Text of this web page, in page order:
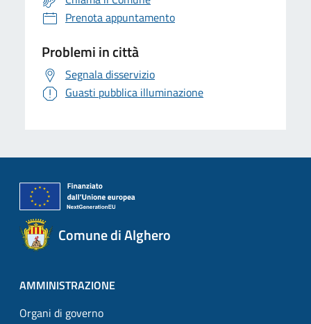
Prenota appuntamento
Problemi in città
Segnala disservizio
Guasti pubblica illuminazione
Comune di Alghero
AMMINISTRAZIONE
Organi di governo